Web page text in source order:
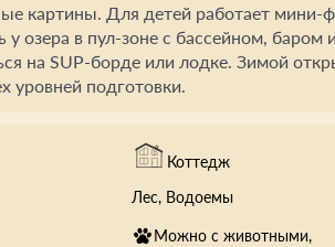
картины. Для детей работает мини-
озера в пул-зоне с бассейном,
на SUP-борде или лодке. Зимой
уровней подготовки.
Коттедж
Лес, Водоемы
Можно с животными,